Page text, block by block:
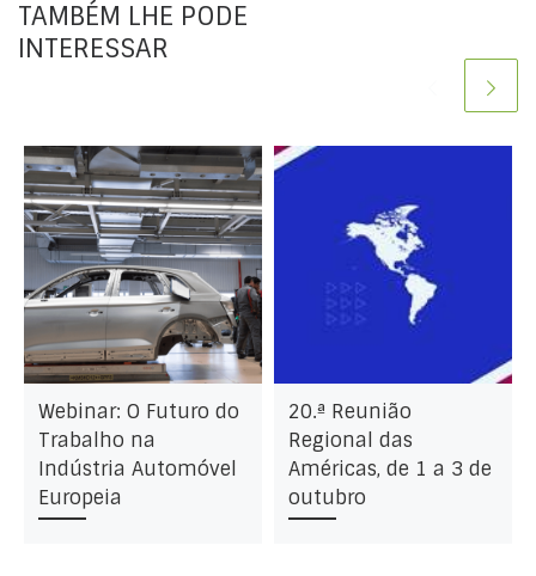
TAMBÉM LHE PODE
INTERESSAR
Webinar: O Futuro do
Trabalho na
Indústria Automóvel
Europeia
20.ª Reunião
Regional das
Américas, de 1 a 3 de
outubro